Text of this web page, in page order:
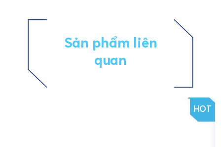
Sản phẩm liên
quan
HOT